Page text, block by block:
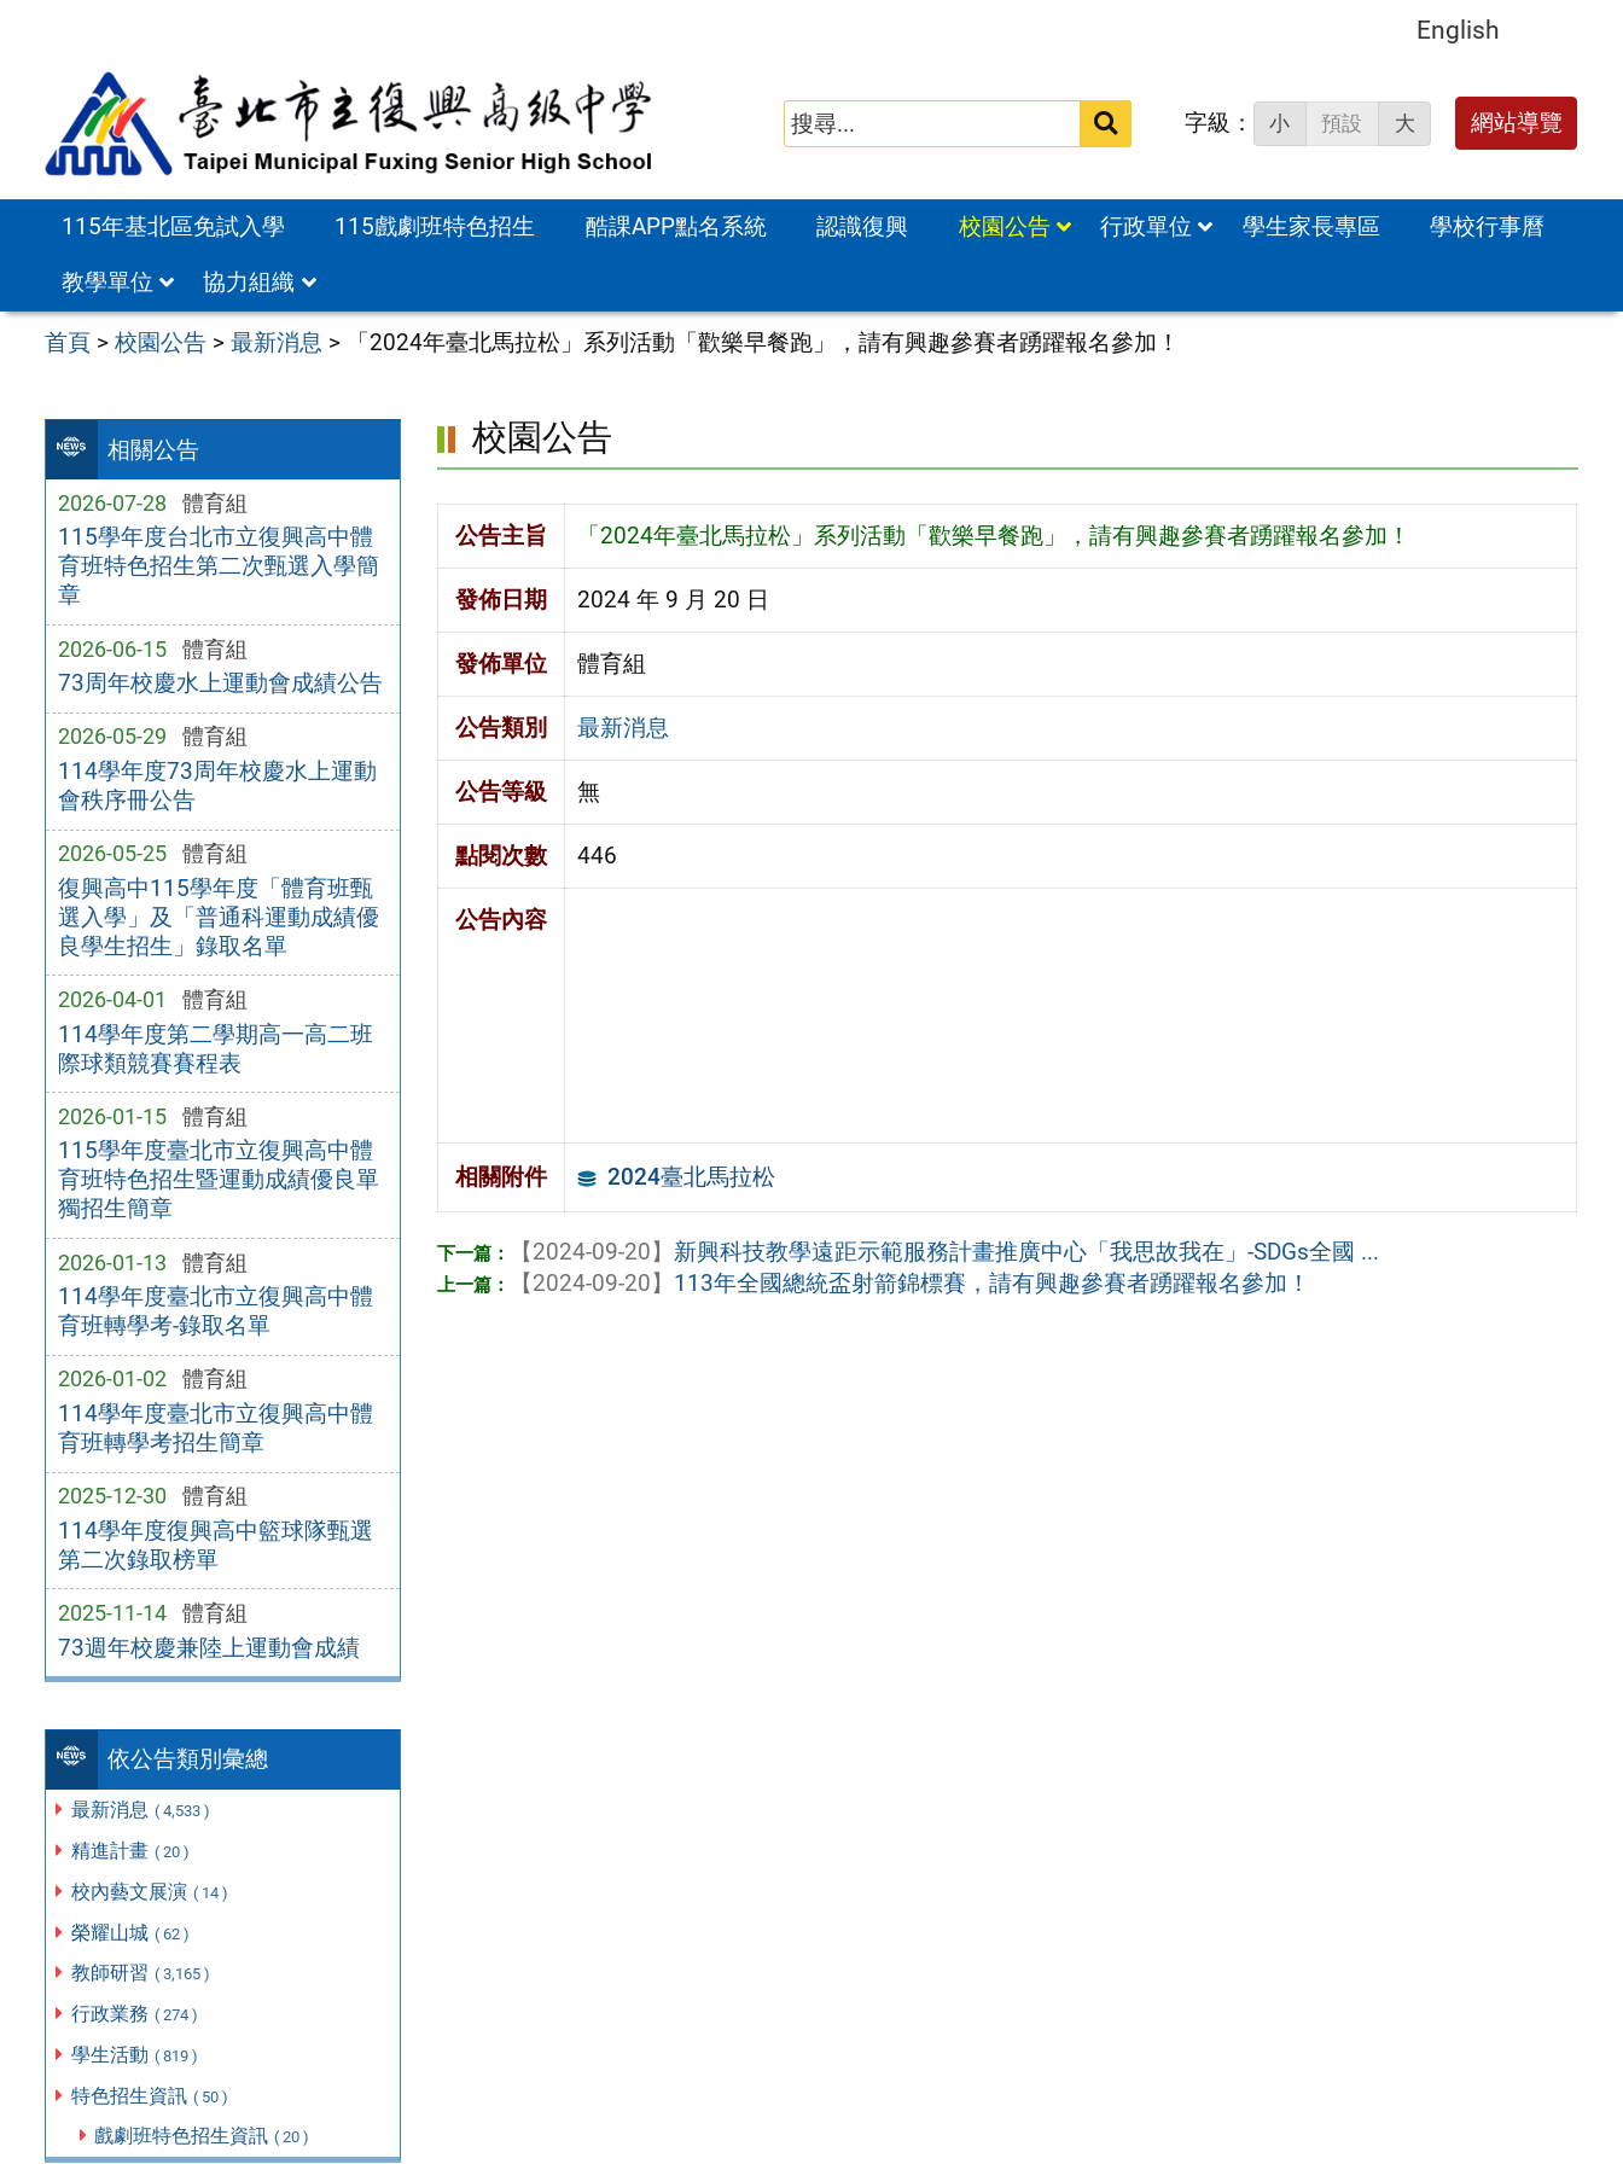
English
搜
字級： 小 預設 大 網站導覽
115年基北區免試入學 115戲劇班特色招生 酷課APP點名系統 認識復興 校園公告 行政單位 學生家長專區
學校行事曆
教學單位
協力組織
首頁 >校園公告 >最新消息 > 「2024年臺北馬拉松」系列活動「歡樂早餐跑」，請有興趣參賽者踴躍報名參加！
相關公告
2026-07-28 體育組
115學年度台北市立復興高中體
育班特色招生第二次甄選入學簡
章
2026-06-15 體育組
73周年校慶水上運動會成績公告
2026-05-29 體育組
114學年度73周年校慶水上運動
會秩序冊公告
2026-05-25 體育組
復興高中115學年度「體育班甄
選入學」及「普通科運動成績優
良學生招生」錄取名單
2026-04-01 體育組
114學年度第二學期高一高二班
際球類競賽賽程表
2026-01-15 體育組
115學年度臺北市立復興高中體
育班特色招生暨運動成績優良單
獨招生簡章
2026-01-13 體育組
114學年度臺北市立復興高中體
育班轉學考-錄取名單
2026-01-02 體育組
114學年度臺北市立復興高中體
育班轉學考招生簡章
2025-12-30 體育組
114學年度復興高中籃球隊甄選
第二次錄取榜單
2025-11-14 體育組
73週年校慶兼陸上運動會成績
依公告類別彙總
最新消息 ( 4,533 )
精進計畫 ( 20 )
校內藝文展演 ( 14 )
榮耀山城 ( 62 )
教師研習 ( 3,165 )
行政業務 ( 274 )
學生活動 ( 819 )
特色招生資訊 ( 50 )
戲劇班特色招生資訊 ( 20 )
校園公告
公告主旨 「2024年臺北馬拉松」系列活動「歡樂早餐跑」，請有興趣參賽者踴躍報名參加！
發佈日期 2024 年 9 月 20 日
發佈單位 體育組
公告類別 最新消息
公告等級 無
點閱次數 446
公告內容
相關附件 2024臺北馬拉松
【2024-09-20】 新興科技教學遠距示範服務計畫推廣中心「我思故我在」-SDGs全國 ...
【2024-09-20】 113年全國總統盃射箭錦標賽，請有興趣參賽者踴躍報名參加！